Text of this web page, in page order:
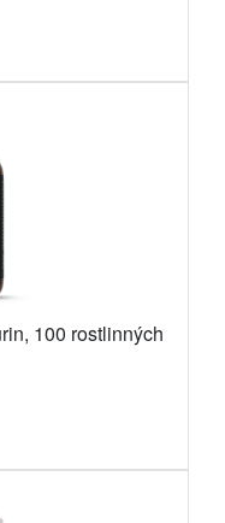
100 rostlinných